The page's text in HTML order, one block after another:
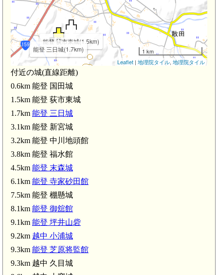
能登 荻市東城(1.5km)
能登 三日城(1.7km)
1 km
Leaflet | 地理院タイル, 地理院タイル
付近の城(直線距離)
0.6km 能登 国田城
1.5km 能登 荻市東城
1.7km 能登 三日城
3.1km 能登 新宮城
3.2km 能登 中川地頭館
3.8km 能登 福水館
4.5km 能登 末森城
6.1km 能登 寺家砂田館
7.5km 能登 棚懸城
8.1km 能登 御舘館
9.1km 能登 坪井山砦
9.2km 越中 小浦城
9.3km 能登 芝原将監館
9.3km 越中 久目城